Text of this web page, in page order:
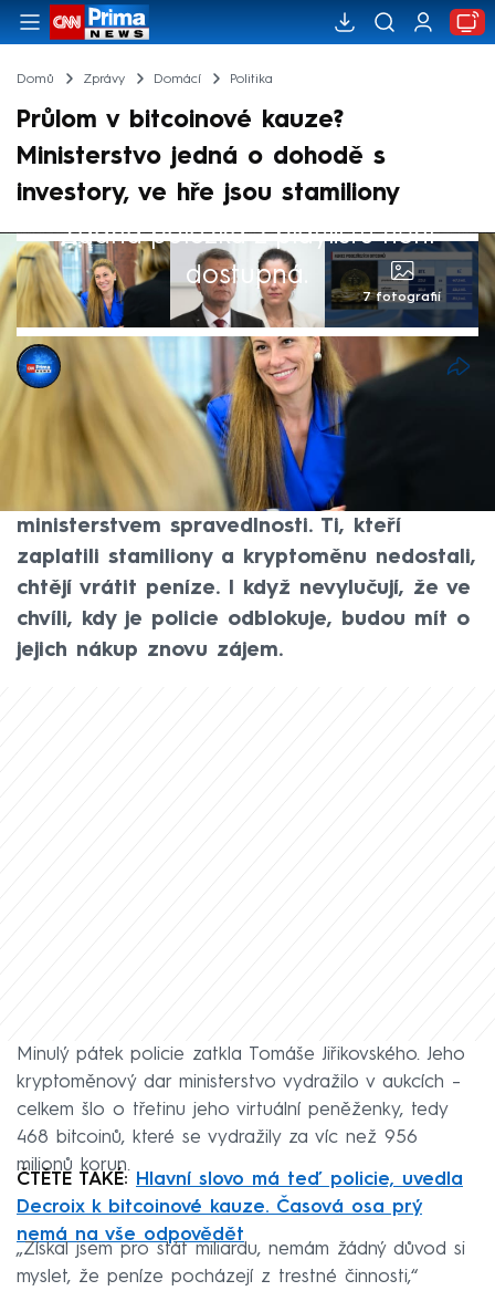
Domů Zprávy Domácí Politika
Průlom v bitcoinové kauze?
Ministerstvo jedná o dohodě s
investory, ve hře jsou stamiliony
Žádná položka z playlistu není
dostupná.
7 fotografií
Matěj Říha
23. srp 2025, 10:17
Podle informací CNN Prima NEWS by již
příští týden mohlo dojít k dohodě mezi
některými investory z bitcoinové kauzy a
ministerstvem spravedlnosti. Ti, kteří
zaplatili stamiliony a kryptoměnu nedostali,
chtějí vrátit peníze. I když nevylučují, že ve
chvíli, kdy je policie odblokuje, budou mít o
jejich nákup znovu zájem.
Minulý pátek policie zatkla Tomáše Jiřikovského. Jeho
kryptoměnový dar ministerstvo vydražilo v aukcích –
celkem šlo o třetinu jeho virtuální peněženky, tedy
468 bitcoinů, které se vydražily za víc než 956
milionů korun.
ČTĚTE TAKÉ:
Hlavní slovo má teď policie, uvedla
Decroix k bitcoinové kauze. Časová osa prý
nemá na vše odpovědět
„Získal jsem pro stát miliardu, nemám žádný důvod si
myslet, že peníze pocházejí z trestné činnosti,“